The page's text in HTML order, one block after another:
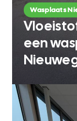
Wasplaats
een